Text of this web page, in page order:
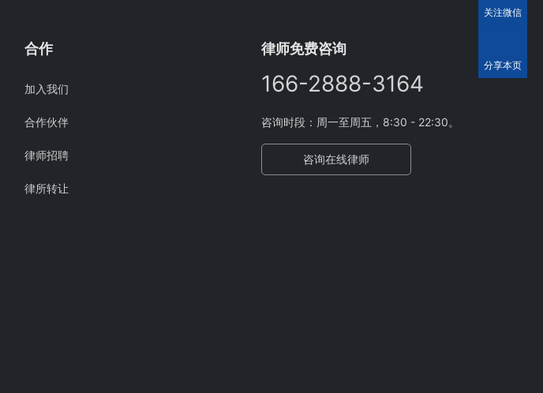
合作
加入我们
合作伙伴
律师招聘
律所转让
律师免费咨询
166-2888-3164
咨询时段：周一至周五，8:30 - 22:30。
咨询在线律师
关注微信
分享本页